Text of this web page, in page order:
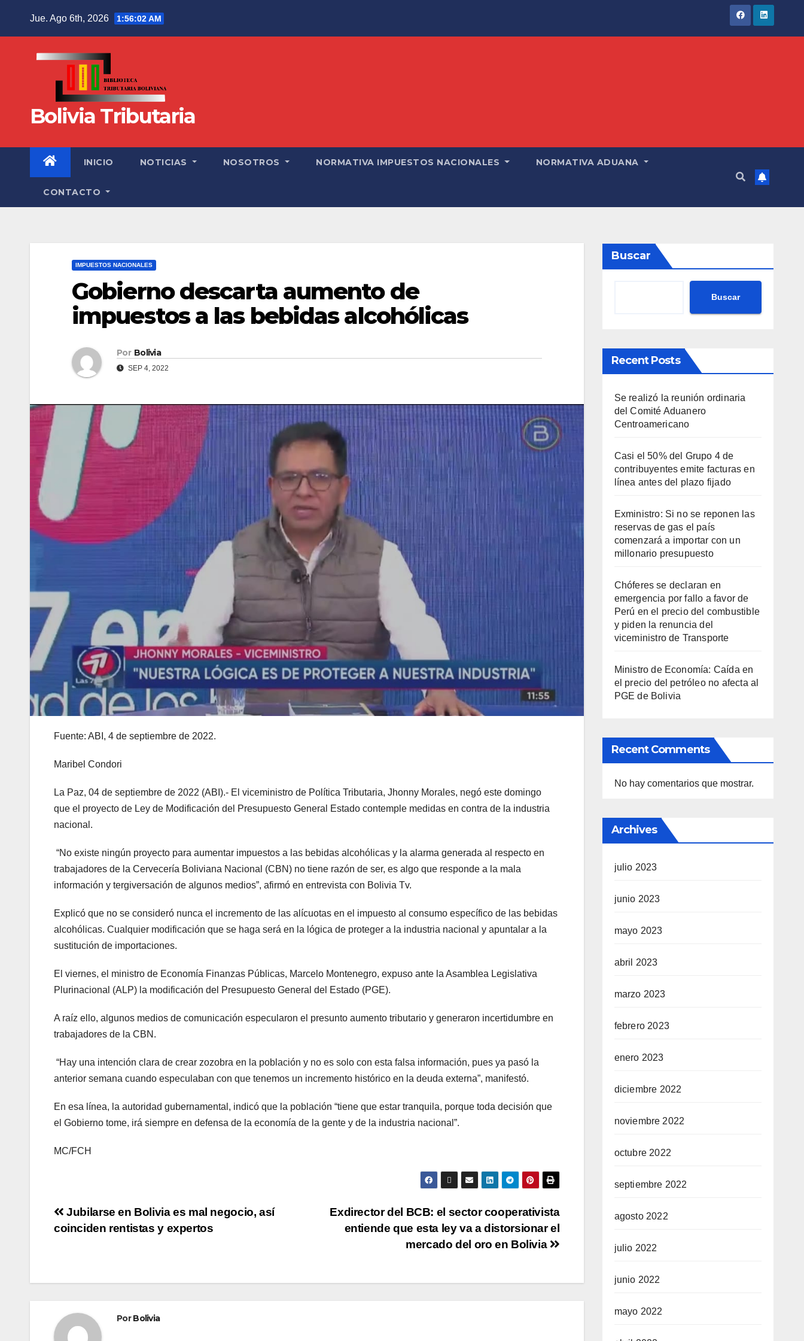
Jue. Ago 6th, 2026 1:56:03 AM
Bolivia Tributaria
INICIO NOTICIAS NOSOTROS NORMATIVA IMPUESTOS NACIONALES NORMATIVA ADUANA
CONTACTO
IMPUESTOS NACIONALES
Gobierno descarta aumento de
impuestos a las bebidas alcohólicas
Por Bolivia
SEP 4, 2022
Fuente: ABI, 4 de septiembre de 2022.
Maribel Condori
La Paz, 04 de septiembre de 2022 (ABI).- El viceministro de Política Tributaria, Jhonny Morales, negó este domingo
que el proyecto de Ley de Modificación del Presupuesto General Estado contemple medidas en contra de la industria
nacional.
“No existe ningún proyecto para aumentar impuestos a las bebidas alcohólicas y la alarma generada al respecto en
trabajadores de la Cervecería Boliviana Nacional (CBN) no tiene razón de ser, es algo que responde a la mala
información y tergiversación de algunos medios”, afirmó en entrevista con Bolivia Tv.
Explicó que no se consideró nunca el incremento de las alícuotas en el impuesto al consumo específico de las bebidas
alcohólicas. Cualquier modificación que se haga será en la lógica de proteger a la industria nacional y apuntalar a la
sustitución de importaciones.
El viernes, el ministro de Economía Finanzas Públicas, Marcelo Montenegro, expuso ante la Asamblea Legislativa
Plurinacional (ALP) la modificación del Presupuesto General del Estado (PGE).
A raíz ello, algunos medios de comunicación especularon el presunto aumento tributario y generaron incertidumbre en
trabajadores de la CBN.
“Hay una intención clara de crear zozobra en la población y no es solo con esta falsa información, pues ya pasó la
anterior semana cuando especulaban con que tenemos un incremento histórico en la deuda externa”, manifestó.
En esa línea, la autoridad gubernamental, indicó que la población “tiene que estar tranquila, porque toda decisión que
el Gobierno tome, irá siempre en defensa de la economía de la gente y de la industria nacional”.
MC/FCH
Exdirector del BCB: el sector cooperativista
entiende que esta ley va a distorsionar el
mercado del oro en Bolivia
Jubilarse en Bolivia es mal negocio, así
coinciden rentistas y expertos
PorBolivia
Buscar
Buscar
Recent Posts
Se realizó la reunión ordinaria
del Comité Aduanero
Centroamericano
Casi el 50% del Grupo 4 de
contribuyentes emite facturas en
línea antes del plazo fijado
Exministro: Si no se reponen las
reservas de gas el país
comenzará a importar con un
millonario presupuesto
Chóferes se declaran en
emergencia por fallo a favor de
Perú en el precio del combustible
y piden la renuncia del
viceministro de Transporte
Ministro de Economía: Caída en
el precio del petróleo no afecta al
PGE de Bolivia
Recent Comments
No hay comentarios que mostrar.
Archives
julio 2023
junio 2023
mayo 2023
abril 2023
marzo 2023
febrero 2023
enero 2023
diciembre 2022
noviembre 2022
octubre 2022
septiembre 2022
agosto 2022
julio 2022
junio 2022
mayo 2022